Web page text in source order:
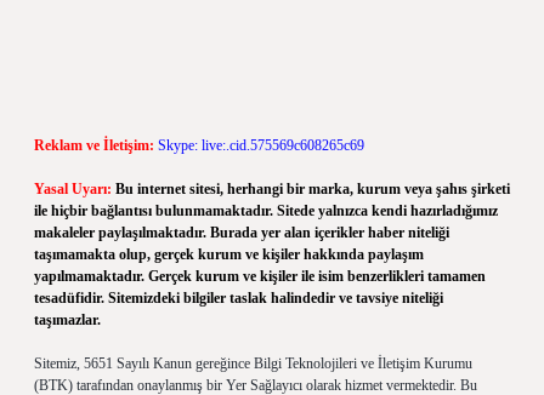
Reklam ve İletişim: Skype: live:.cid.575569c608265c69
Yasal Uyarı: Bu internet sitesi, herhangi bir marka, kurum veya şahıs şirketi
ile hiçbir bağlantısı bulunmamaktadır. Sitede yalnızca kendi hazırladığımız
makaleler paylaşılmaktadır. Burada yer alan içerikler haber niteliği
taşımamakta olup, gerçek kurum ve kişiler hakkında paylaşım
yapılmamaktadır. Gerçek kurum ve kişiler ile isim benzerlikleri tamamen
tesadüfidir. Sitemizdeki bilgiler taslak halindedir ve tavsiye niteliği
taşımazlar.
Sitemiz, 5651 Sayılı Kanun gereğince Bilgi Teknolojileri ve İletişim Kurumu
(BTK) tarafından onaylanmış bir Yer Sağlayıcı olarak hizmet vermektedir. Bu